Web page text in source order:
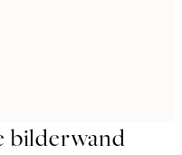
bilderwand